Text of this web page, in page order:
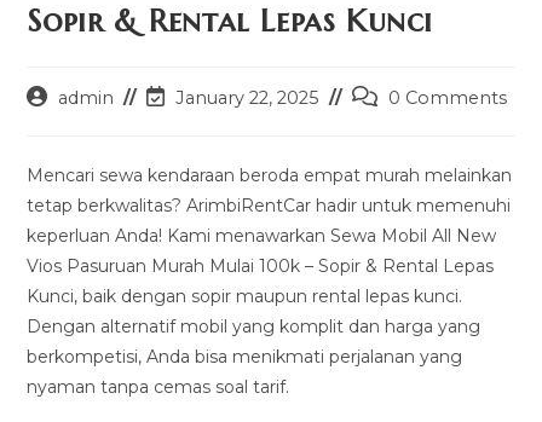
Sopir & Rental Lepas Kunci
Postadmin
PostJanuary 22, 2025
Post0 Comments
Mencari sewa kendaraan beroda empat murah melainkan
tetap berkwalitas? ArimbiRentCar hadir untuk memenuhi
keperluan Anda! Kami menawarkan Sewa Mobil All New
Vios Pasuruan Murah Mulai 100k – Sopir & Rental Lepas
Kunci, baik dengan sopir maupun rental lepas kunci.
Dengan alternatif mobil yang komplit dan harga yang
berkompetisi, Anda bisa menikmati perjalanan yang
nyaman tanpa cemas soal tarif.